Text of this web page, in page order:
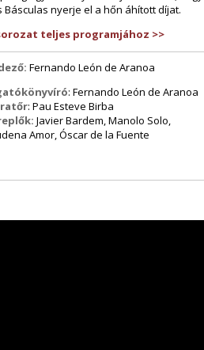
nyerje el a hőn áhított díjat.
teljes programjához >>
Fernando León de Aranoa
: Fernando León de Aranoa
: Pau Esteve Birba
Javier Bardem, Manolo Solo,
Amor, Óscar de la Fuente